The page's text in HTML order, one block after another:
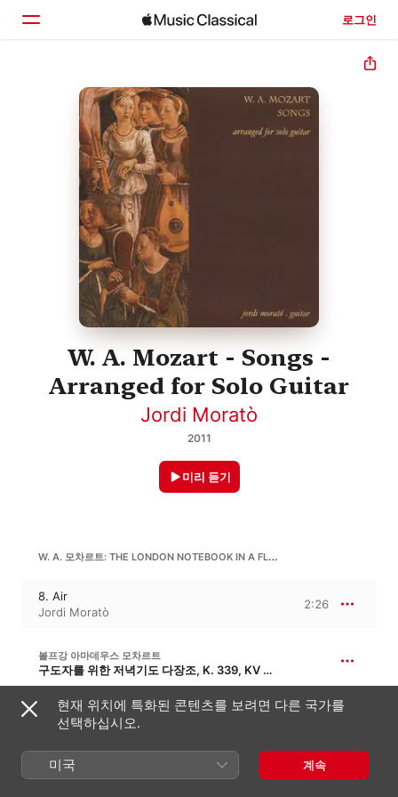
로그인
둘러보기
검색
W. A. Mozart - Songs -
Arranged for Solo Guitar
Jordi Moratò
2011
미리 듣기
W. A. 모차르트: THE LONDON NOTEBOOK IN A FLAT MAJOR, K. 109B
8. Air
Jordi Moratò
2:26
볼프강 아마데우스 모차르트
구도자를 위한 저녁기도 다장조, K. 339, KV 339 · ‘신앙 고백하는 이의 엄숙한 저녁기도’
Lauate Dominum
Jordi Moratò
4:08
W. A. 모차르트: AVE VERUM IN A MAJOR, K. 618
현재 위치에 특화된 콘텐츠를 보려면 다른 국가를
선택하십시오.
미국 계속